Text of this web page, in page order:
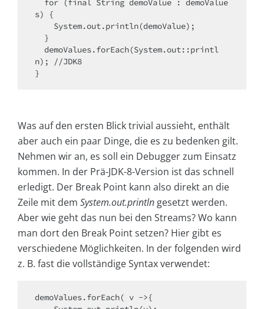
s) {
n); //JDK8
}
Was auf den ersten Blick trivial aussieht, enthält
aber auch ein paar Dinge, die es zu bedenken gilt.
Nehmen wir an, es soll ein Debugger zum Einsatz
kommen. In der Prä-JDK-8-Version ist das schnell
erledigt. Der Break Point kann also direkt an die
Zeile mit dem System.out.println gesetzt werden.
Aber wie geht das nun bei den Streams? Wo kann
man dort den Break Point setzen? Hier gibt es
verschiedene Möglichkeiten. In der folgenden wird
z. B. fast die vollständige Syntax verwendet:
demoValues.forEach( v ->{